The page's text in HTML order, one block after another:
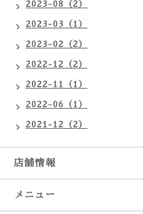
2023-08（2）
2023-03（1）
2023-02（2）
2022-12（2）
2022-11（1）
2022-06（1）
2021-12（2）
店舗情報
メニュー